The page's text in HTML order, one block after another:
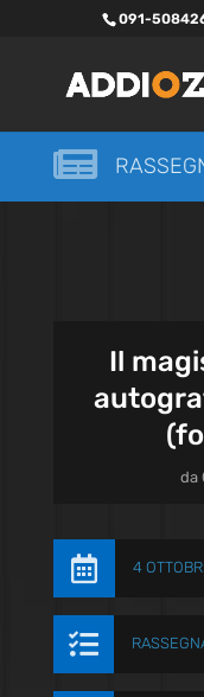
091-

Il
da
 4
